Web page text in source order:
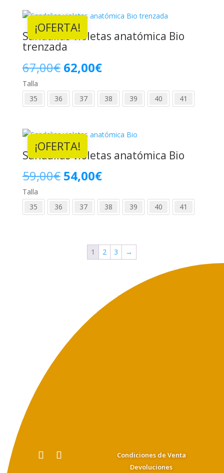
73,00€.
67,00€.
¡OFERTA!
Sandalias violetas anatómica Bio
trenzada
67,00€ El
precio
original
67,00€.
62,00€El
precio
actual
62,00€.
Talla
35
36 37 38 39 40 41
¡OFERTA!
Sandalias violetas anatómica Bio
59,00€ El
precio
original
59,00€.
54,00€El
precio
actual
54,00€.
Talla
35
36 37 38 39 40 41
1 2 3 →
Condiciones de Venta
Devoluciones